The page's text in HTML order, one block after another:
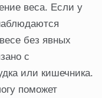
веса. Если у
без явных
с
или кишечника.
поможет